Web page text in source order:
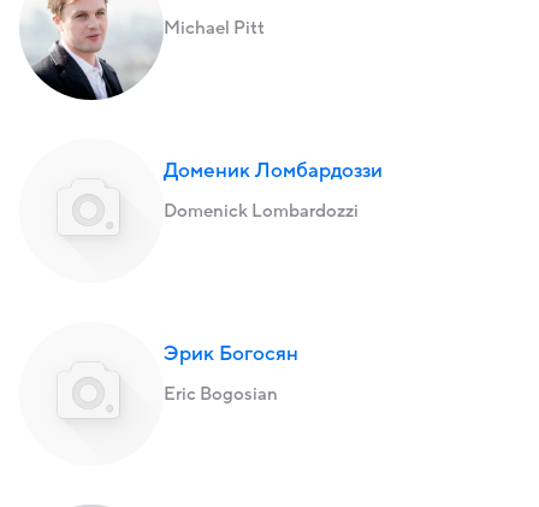
Michael Pitt
Доменик Ломбардоззи
Domenick Lombardozzi
Эрик Богосян
Eric Bogosian